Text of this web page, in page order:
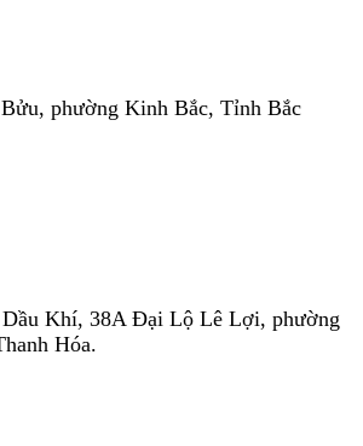
phường Kinh Bắc, Tỉnh Bắc
Dầu Khí, 38A Đại Lộ Lê Lợi, phường
Hóa.